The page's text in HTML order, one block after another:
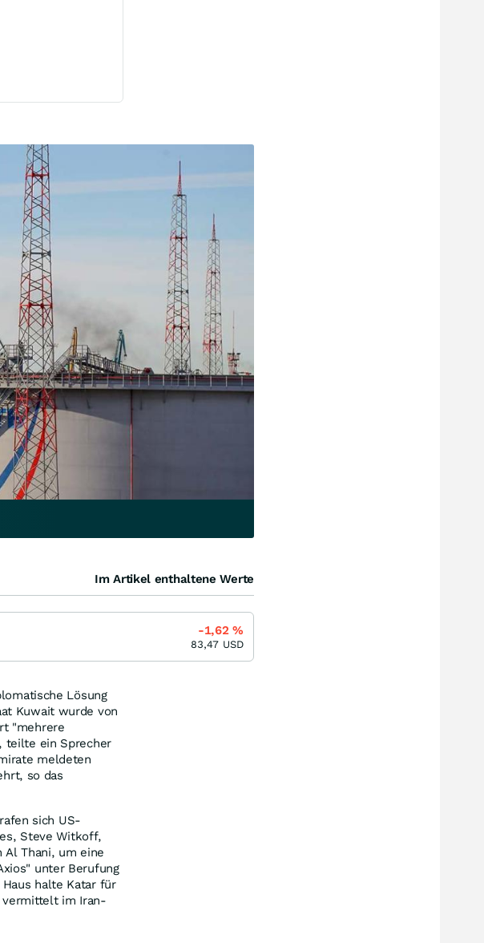
Lösung
Kuwait wurde von
"mehrere
teilte ein Sprecher
meldeten
so das
sich US-
Steve Witkoff,
Al Thani, um eine
unter Berufung
halte Katar für
vermittelt im Iran-
Im Artikel enthaltene Werte
-1,62%
83,47 USD